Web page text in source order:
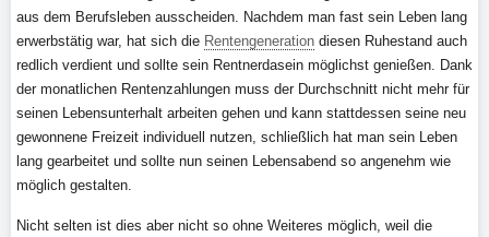
aus dem Berufsleben ausscheiden. Nachdem man fast sein Leben lang
erwerbstätig war, hat sich die Rentengeneration diesen Ruhestand auch
redlich verdient und sollte sein Rentnerdasein möglichst genießen. Dank
der monatlichen Rentenzahlungen muss der Durchschnitt nicht mehr für
seinen Lebensunterhalt arbeiten gehen und kann stattdessen seine neu
gewonnene Freizeit individuell nutzen, schließlich hat man sein Leben
lang gearbeitet und sollte nun seinen Lebensabend so angenehm wie
möglich gestalten.
Nicht selten ist dies aber nicht so ohne Weiteres möglich, weil die